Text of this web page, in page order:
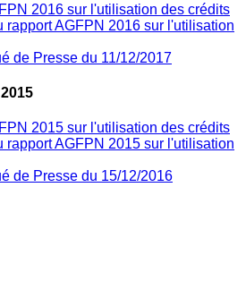
2016 sur l'utilisation des crédits
rapport AGFPN 2016 sur l'utilisation
de Presse du 11/12/2017
2015 sur l'utilisation des crédits
rapport AGFPN 2015 sur l'utilisation
de Presse du 15/12/2016